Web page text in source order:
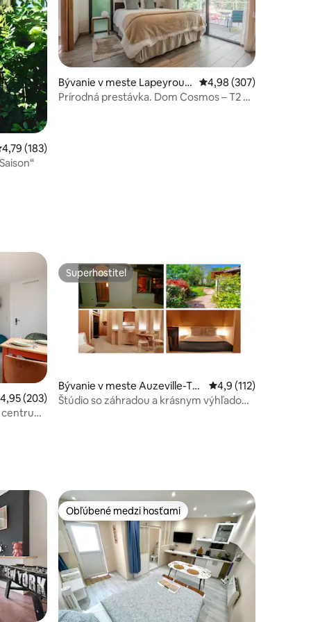
119
ohodnotenie 4,79 z 5, počet hodnotení: 183
4,79 (183)
Bývanie v meste Lapeyrous
e-Fossat
Priemerné
4,98 (307)
Prírodná prestávka. Dom Cosmos – T2 +
174ohodnotenie 4,95 z 5, počet hodnotení: 203
4,95 (203)
Superhostiteľ
Superhostiteľ
Bývanie v meste Auzeville-Tol
osane
Priemerné
4,9 (112)
Štúdio so záhradou a krásnym výhľadom,
Obľúbené medzi hosťami
Obľúbené medzi hosťami